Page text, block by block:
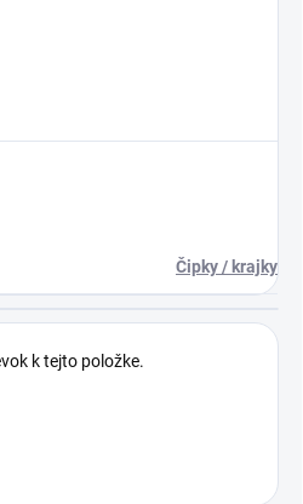
Čipky / krajky
k tejto položke.